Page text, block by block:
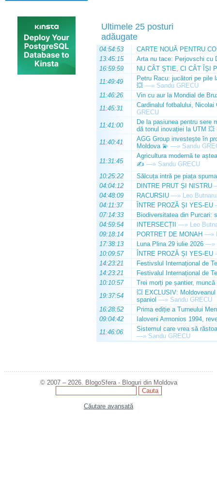
Ultimele 25 posturi
adăugate
04:54:53
CARTE NOUĂ PENTRU
13:45:15
Arta nu tace: Perjovschi cu
16:59:59
NU CÂT ȘTIE, CI CÂT ÎȘI
11:49:49
Petru Racu: jucători pe pile
💥 —» Sandu GRECU
11:46:26
Vin cu aur la Mondial de
11:45:31
Cardinalul fotbalului,
GRECU
11:41:00
De la pasiunea pentru sere
dă tonul inovației la UTM 💥
11:40:41
AGG Group investește în
Moldova 💫 —» Sandu
11:31:45
Agricultura modernă te
✍️ —» Sandu GRECU
10:25:22
Sălcuța intră pe piața
04:04:12
DINTRE PRUT ȘI NISTRU
04:48:09
RACURSIU —» Leo Butnaru
04:11:37
ÎNTRE PROZĂ ȘI YES-EU
07:14:33
Biodiversitatea din Purcari:
04:59:54
INTERSECȚII —» Leo
09:18:14
PORTRET DE MONAH —»
17:38:13
Luna Plina 29 iulie 2026 —»
10:09:57
ÎNTRE PROZĂ ȘI YES-EU
14:23:21
Festivslul Internațional de
14:23:21
Festivalul Internațional de
10:10:57
Trei morți pe șantier, muncă
19:37:54
💥 EXCLUSIV:
spaniol —» Sandu GRECU
16:28:52
Prima ediție a Turneului
09:04:42
Ialoveni Armonios 1994,
11:46:06
Sistemul care vrea să
—» Sandu GRECU
© 2007 – 2026. BlogoSfera - Bloguri din Moldova
Căutare avansată